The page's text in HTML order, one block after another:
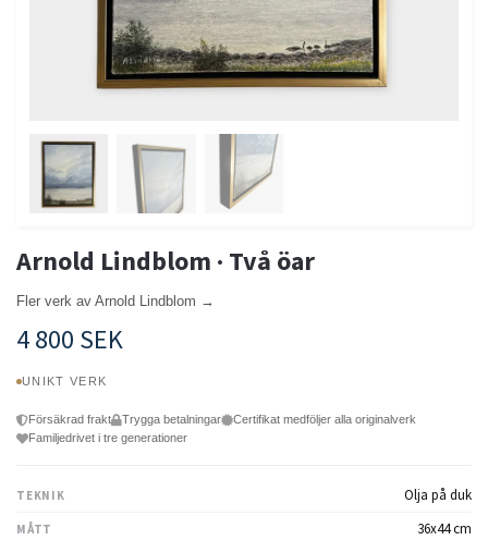
Arnold Lindblom · Två öar
Fler verk av Arnold Lindblom →
4 800 SEK
UNIKT VERK
Försäkrad frakt Trygga betalningar
Certifikat medföljer alla originalverk
Familjedrivet i tre generationer
TEKNIK Olja på duk
MÅTT 36x44 cm